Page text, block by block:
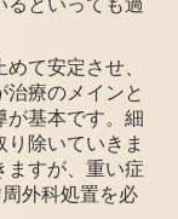
るといっても過
て安定させ、
療のメインと
が基本です。細
除いていきま
ますが、重い症
外科処置を必